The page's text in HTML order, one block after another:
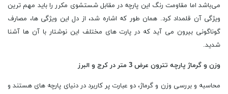
می‌باشد اما مقاومت رنگ این پارچه در مقابل شستشوی مکرر را باید مهم ترین
ویژگی آن قلمداد کرد. همان طور که اشاره شد، از دل این ویژگی ها، مصارف
گوناگونی بیرون می آید که در پارت های مختلف این نوشتار با آن ها آشنا
شدید.
وزن و گرماژ پارچه تترون عرض 3 متر در کرج و البرز
محاسبه و بررسی وزن و گرماژ، دو عبارت پر کاربرد در دنیای پارچه های هستند و